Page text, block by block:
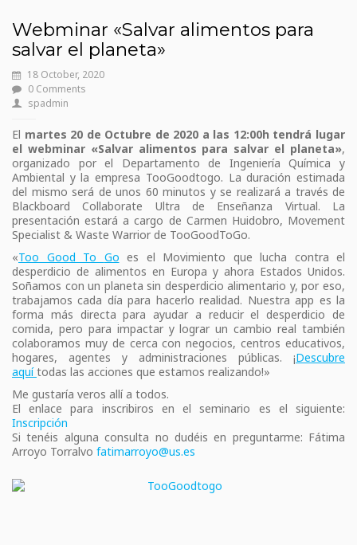
Webminar «Salvar alimentos para
salvar el planeta»
18 October, 2020
0 Comments
spadmin
El martes 20 de Octubre de 2020 a las 12:00h tendrá lugar
el webminar«Salvar alimentos para salvar el planeta»,
organizado por el Departamento de Ingeniería Química y
Ambiental y la empresa TooGoodtogo. La duración estimada
del mismo será de unos 60 minutos y se realizará a través de
Blackboard Collaborate Ultra de Enseñanza Virtual. La
presentación estará a cargo de Carmen Huidobro, Movement
Specialist & Waste Warrior de TooGoodToGo.
«Too Good To Go es el Movimiento que lucha contra el
desperdicio de alimentos en Europa y ahora Estados Unidos.
Soñamos con un planeta sin desperdicio alimentario y, por eso,
trabajamos cada día para hacerlo realidad. Nuestra app es la
forma más directa para ayudar a reducir el desperdicio de
comida, pero para impactar y lograr un cambio real también
colaboramos muy de cerca con negocios, centros educativos,
hogares, agentes y administraciones públicas. ¡Descubre
aquítodas las acciones que estamos realizando!»
Me gustaría veros allí a todos.
El enlace para inscribiros en el seminario es el siguiente:
Inscripción
Si tenéis alguna consulta no dudéis en preguntarme: Fátima
Arroyo Torralvo fatimarroyo@us.es